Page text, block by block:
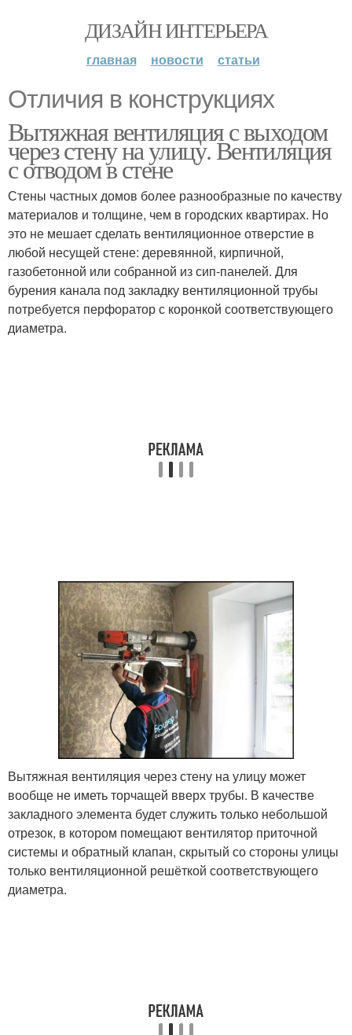
ДИЗАЙН ИНТЕРЬЕРА
главная новости статьи
Отличия в конструкциях
Вытяжная вентиляция с выходом
через стену на улицу. Вентиляция
с отводом в стене
Стены частных домов более разнообразные по качеству
материалов и толщине, чем в городских квартирах. Но
это не мешает сделать вентиляционное отверстие в
любой несущей стене: деревянной, кирпичной,
газобетонной или собранной из сип-панелей. Для
бурения канала под закладку вентиляционной трубы
потребуется перфоратор с коронкой соответствующего
диаметра.
Вытяжная вентиляция через стену на улицу может
вообще не иметь торчащей вверх трубы. В качестве
закладного элемента будет служить только небольшой
отрезок, в котором помещают вентилятор приточной
системы и обратный клапан, скрытый со стороны улицы
только вентиляционной решёткой соответствующего
диаметра.